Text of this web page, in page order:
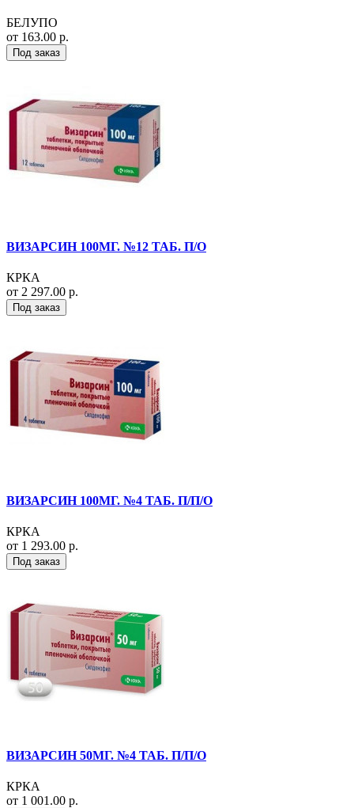
БЕЛУПО
от 163.00 р.
Под заказ
ВИЗАРСИН 100МГ. №12 ТАБ. П/О
КРКА
от 2 297.00 р.
Под заказ
ВИЗАРСИН 100МГ. №4 ТАБ. П/П/О
КРКА
от 1 293.00 р.
Под заказ
ВИЗАРСИН 50МГ. №4 ТАБ. П/П/О
КРКА
от 1 001.00 р.